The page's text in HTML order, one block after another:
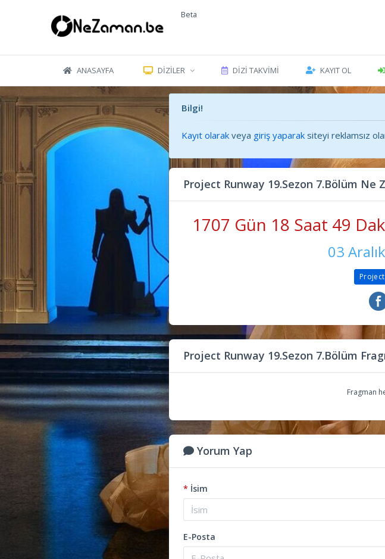
Beta
ANASAYFA DIZILER DIZI TAKVIMI KAYIT OL
Bilgi!
Kayıt olarak veya giriş yaparak siteyi reklamsız
Project Runway 19.Sezon 7.Bölüm Ne
1707 Gün 18 Saat 49
03
Project
Project Runway 19.Sezon 7.Bölüm
Fragman
Yorum Yap
* İsim
E-Posta